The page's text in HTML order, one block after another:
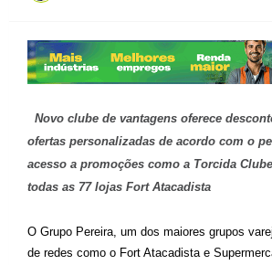
Novo clube de vantagens oferece
ofertas personalizadas de acordo com o
acesso a promoções como a Torcida
todas as 77 lojas Fort Atacadista
O Grupo Pereira, um dos maiores grupos
de redes como o Fort Atacadista e